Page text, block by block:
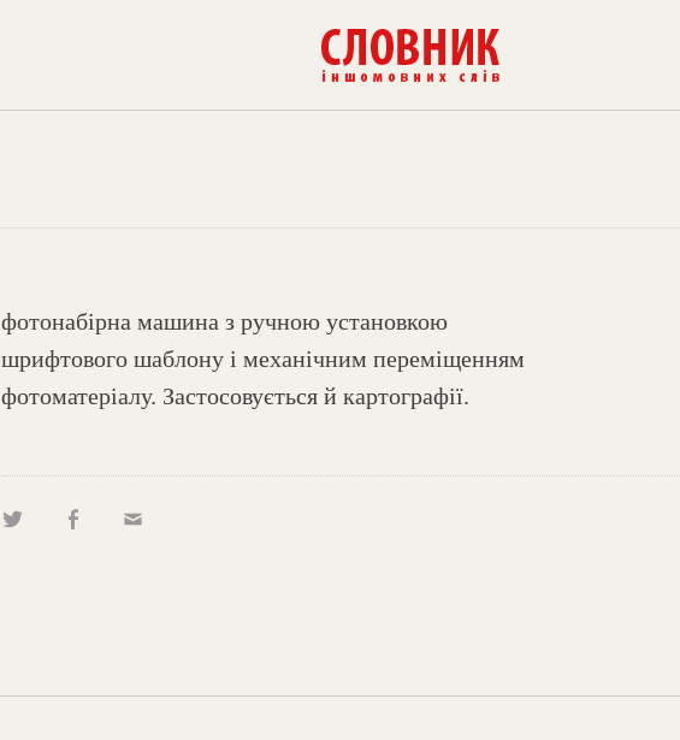
фотонабірна машина з ручною установкою
шрифтового шаблону і механічним переміщенням
фотоматеріалу. Застосовується й картографії.